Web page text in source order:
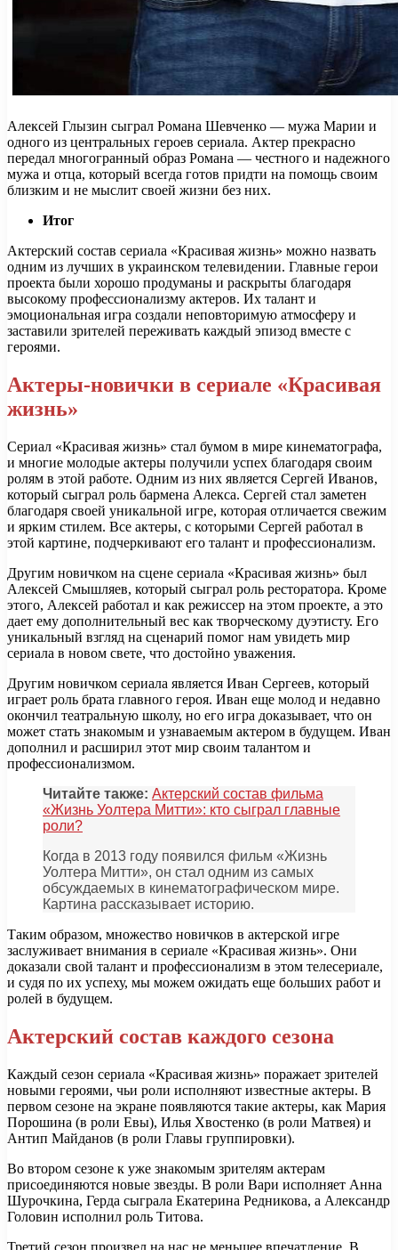
Алексей Глызин сыграл Романа Шевченко — мужа Марии и
одного из центральных героев сериала. Актер прекрасно
передал многогранный образ Романа — честного и надежного
мужа и отца, который всегда готов придти на помощь своим
близким и не мыслит своей жизни без них.
Итог
Актерский состав сериала «Красивая жизнь» можно назвать
одним из лучших в украинском телевидении. Главные герои
проекта были хорошо продуманы и раскрыты благодаря
высокому профессионализму актеров. Их талант и
эмоциональная игра создали неповторимую атмосферу и
заставили зрителей переживать каждый эпизод вместе с
героями.
Актеры-новички в сериале «Красивая
жизнь»
Сериал «Красивая жизнь» стал бумом в мире кинематографа,
и многие молодые актеры получили успех благодаря своим
ролям в этой работе. Одним из них является Сергей Иванов,
который сыграл роль бармена Алекса. Сергей стал заметен
благодаря своей уникальной игре, которая отличается свежим
и ярким стилем. Все актеры, с которыми Сергей работал в
этой картине, подчеркивают его талант и профессионализм.
Другим новичком на сцене сериала «Красивая жизнь» был
Алексей Смышляев, который сыграл роль ресторатора. Кроме
этого, Алексей работал и как режиссер на этом проекте, а это
дает ему дополнительный вес как творческому дуэтисту. Его
уникальный взгляд на сценарий помог нам увидеть мир
сериала в новом свете, что достойно уважения.
Другим новичком сериала является Иван Сергеев, который
играет роль брата главного героя. Иван еще молод и недавно
окончил театральную школу, но его игра доказывает, что он
может стать знакомым и узнаваемым актером в будущем. Иван
дополнил и расширил этот мир своим талантом и
профессионализмом.
Читайте также: Актерский состав фильма
«Жизнь Уолтера Митти»: кто сыграл главные
роли?
Когда в 2013 году появился фильм «Жизнь
Уолтера Митти», он стал одним из самых
обсуждаемых в кинематографическом мире.
Картина рассказывает историю.
Таким образом, множество новичков в актерской игре
заслуживает внимания в сериале «Красивая жизнь». Они
доказали свой талант и профессионализм в этом телесериале,
и судя по их успеху, мы можем ожидать еще больших работ и
ролей в будущем.
Актерский состав каждого сезона
Каждый сезон сериала «Красивая жизнь» поражает зрителей
новыми героями, чьи роли исполняют известные актеры. В
первом сезоне на экране появляются такие актеры, как Мария
Порошина (в роли Евы), Илья Хвостенко (в роли Матвея) и
Антип Майданов (в роли Главы группировки).
Во втором сезоне к уже знакомым зрителям актерам
присоединяются новые звезды. В роли Вари исполняет Анна
Шурочкина, Герда сыграла Екатерина Редникова, а Александр
Головин исполнил роль Титова.
Третий сезон произвел на нас не меньшее впечатление. В